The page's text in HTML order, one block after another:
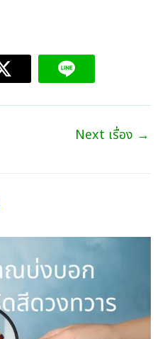
Next เรื่อง →